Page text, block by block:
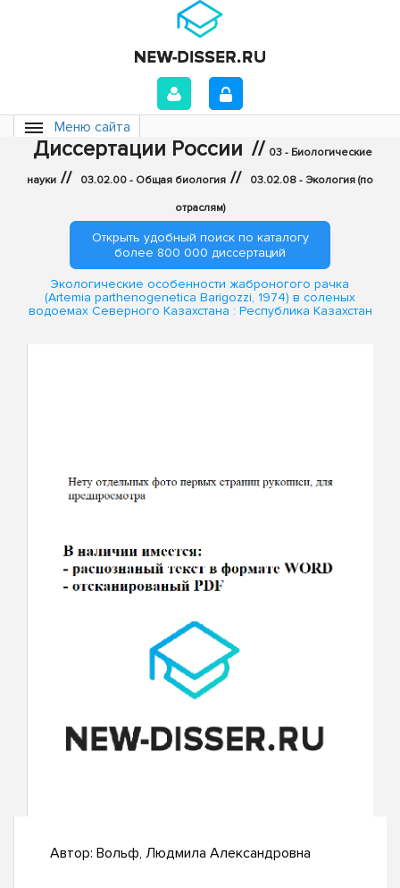
Меню сайта
Диссертации России // 03 - Биологические
науки // 03.02.00 - Общая биология // 03.02.08 - Экология (по
отраслям)
Открыть удобный поиск по каталогу
более 800 000 диссертаций
Экологические особенности жаброногого рачка
(Artemia parthenogenetica Barigozzi, 1974) в соленых
водоемах Северного Казахстана : Республика Казахстан
Автор: Вольф, Людмила Александровна